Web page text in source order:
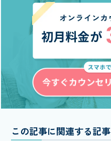
この記事に関連する記事